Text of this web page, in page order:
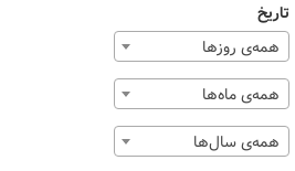
تاریخ
همه‌ی روزها
همه‌ی ماه‌ها
همه‌ی سال‌ها